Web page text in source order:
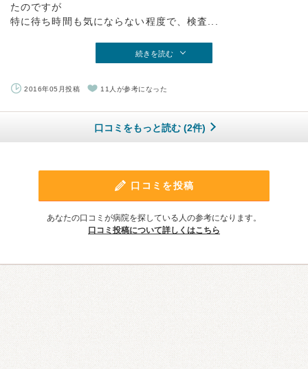
たのですが
特に待ち時間も気にならない程度で、検査...
続きを読む
2016年05月投稿 11人が参考になった
口コミをもっと読む (2件)
口コミを投稿
あなたの口コミが病院を探している人の参考になります。
口コミ投稿について詳しくはこちら